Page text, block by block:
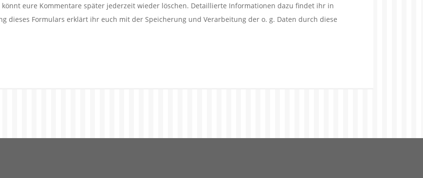
eure Kommentare später jederzeit wieder löschen. Detaillierte Informationen dazu findet ihr in
dieses Formulars erklärt ihr euch mit der Speicherung und Verarbeitung der o. g. Daten durch diese